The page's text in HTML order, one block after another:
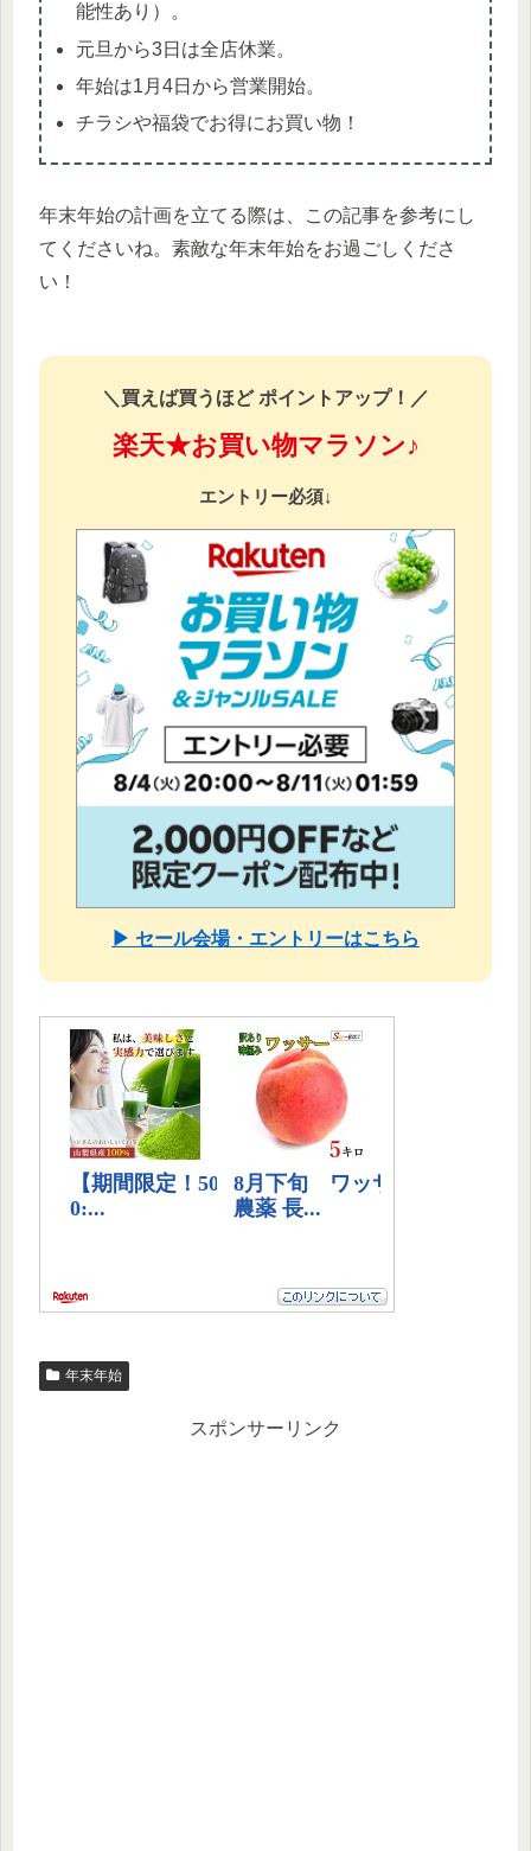
能性あり）。
元旦から3日は全店休業。
年始は1月4日から営業開始。
チラシや福袋でお得にお買い物！
年末年始の計画を立てる際は、この記事を参考にし
てくださいね。素敵な年末年始をお過ごしくださ
い！
＼買えば買うほど ポイントアップ！／
楽天★お買い物マラソン♪
エントリー必須↓
▶ セール会場・エントリーはこちら
年末年始
スポンサーリンク